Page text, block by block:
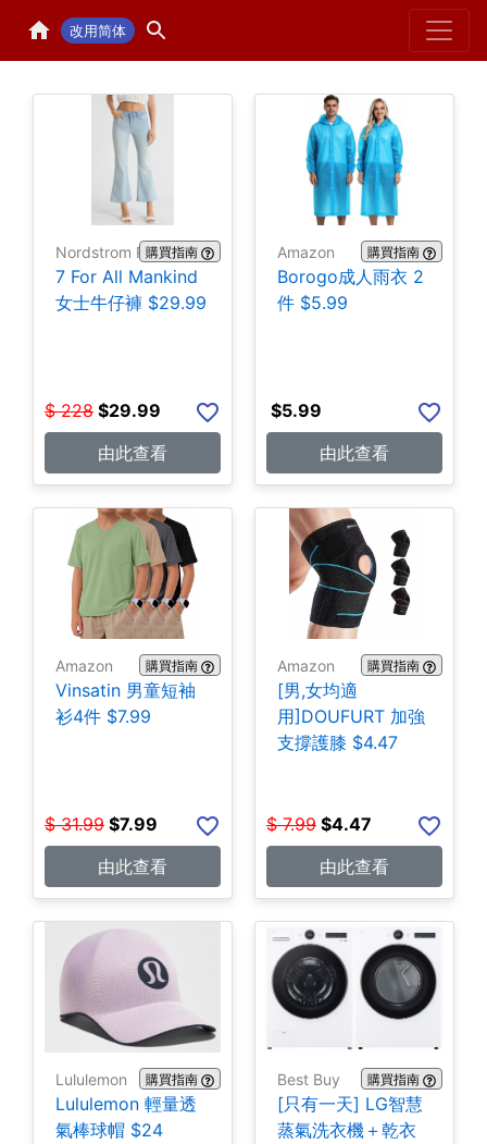
改用简体 Home
Nordstrom Rack購買指南
7 For All Mankind
女士牛仔褲 $29.99
$ 228 $29.99
由此查看
Amazon 購買指南
Borogo成人雨衣 2
件 $5.99
$5.99
由此查看
Amazon 購買指南
Vinsatin 男童短袖
衫4件 $7.99
$ 31.99 $7.99
由此查看
Amazon 購買指南
[男,女均適
用]DOUFURT 加強
支撐護膝 $4.47
$ 7.99 $4.47
由此查看
Lululemon 購買指南
Lululemon 輕量透
氣棒球帽 $24
Best Buy 購買指南
[只有一天] LG智慧
蒸氣洗衣機＋乾衣